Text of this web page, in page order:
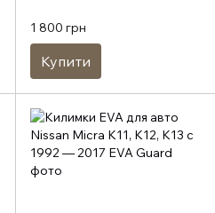
1 800 грн
Купити